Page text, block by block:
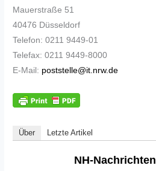
Mauerstraße 51
40476 Düsseldorf
Telefon: 0211 9449-01
Telefax: 0211 9449-8000
E-Mail: poststelle@it.nrw.de
Über Letzte Artikel
NH-Nachrichten